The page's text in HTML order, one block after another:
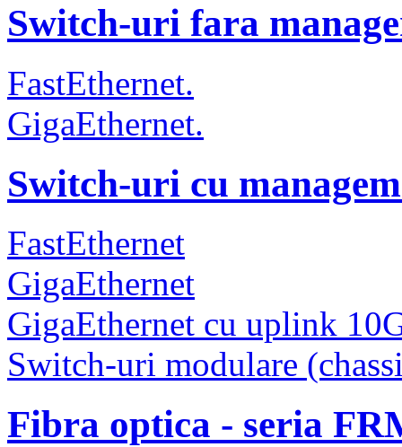
Switch-uri fara
FastEthernet.
GigaEthernet.
Switch-uri cu
FastEthernet
GigaEthernet
GigaEthernet cu uplink
Switch-uri modulare
Fibra optica - seria